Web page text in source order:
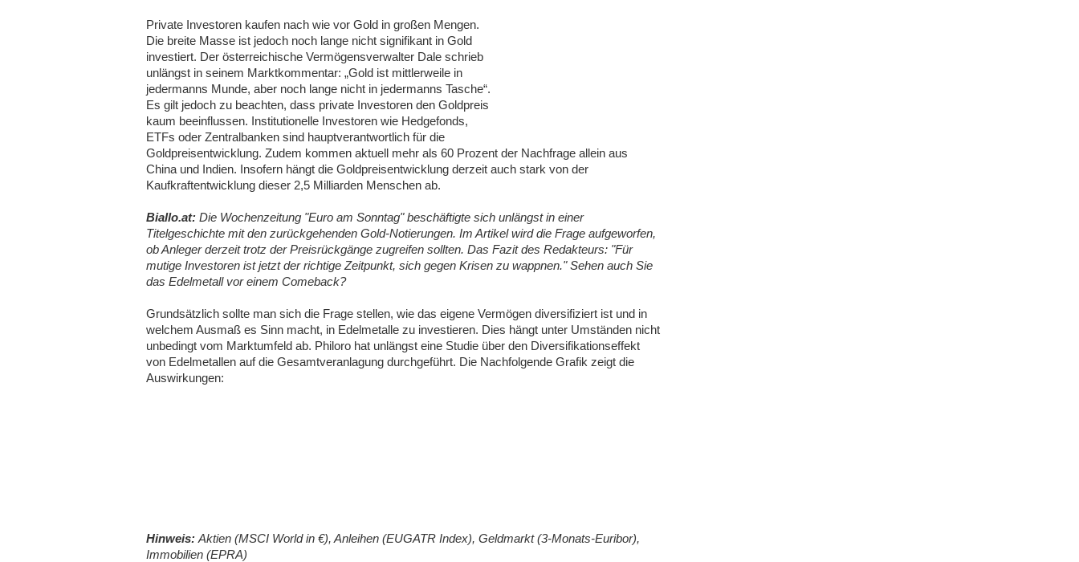
Private Investoren kaufen nach wie vor Gold in großen Mengen.
Die breite Masse ist jedoch noch lange nicht signifikant in Gold
investiert. Der österreichische Vermögensverwalter Dale schrieb
unlängst in seinem Marktkommentar: „Gold ist mittlerweile in
jedermanns Munde, aber noch lange nicht in jedermanns Tasche“.
Es gilt jedoch zu beachten, dass private Investoren den Goldpreis
kaum beeinflussen. Institutionelle Investoren wie Hedgefonds,
ETFs oder Zentralbanken sind hauptverantwortlich für die
Goldpreisentwicklung. Zudem kommen aktuell mehr als 60 Prozent der Nachfrage allein aus
China und Indien. Insofern hängt die Goldpreisentwicklung derzeit auch stark von der
Kaufkraftentwicklung dieser 2,5 Milliarden Menschen ab.
Biallo.at: Die Wochenzeitung "Euro am Sonntag" beschäftigte sich unlängst in einer
Titelgeschichte mit den zurückgehenden Gold-Notierungen. Im Artikel wird die Frage aufgeworfen,
ob Anleger derzeit trotz der Preisrückgänge zugreifen sollten. Das Fazit des Redakteurs: "Für
mutige Investoren ist jetzt der richtige Zeitpunkt, sich gegen Krisen zu wappnen." Sehen auch Sie
das Edelmetall vor einem Comeback?
Grundsätzlich sollte man sich die Frage stellen, wie das eigene Vermögen diversifiziert ist und in
welchem Ausmaß es Sinn macht, in Edelmetalle zu investieren. Dies hängt unter Umständen nicht
unbedingt vom Marktumfeld ab. Philoro hat unlängst eine Studie über den Diversifikationseffekt
von Edelmetallen auf die Gesamtveranlagung durchgeführt. Die Nachfolgende Grafik zeigt die
Auswirkungen:
Hinweis: Aktien (MSCI World in €), Anleihen (EUGATR Index), Geldmarkt (3-Monats-Euribor),
Immobilien (EPRA)